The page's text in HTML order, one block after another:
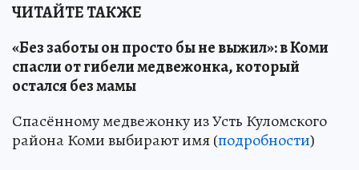
ЧИТАЙТЕ ТАКЖЕ
«Без заботы он просто бы не выжил»: в Коми
спасли от гибели медвежонка, который
остался без мамы
Спасённому медвежонку из Усть Куломского
района Коми выбирают имя (подробности)